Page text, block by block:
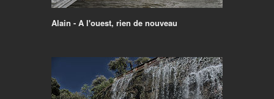
Alain - A l'ouest, rien de nouveau